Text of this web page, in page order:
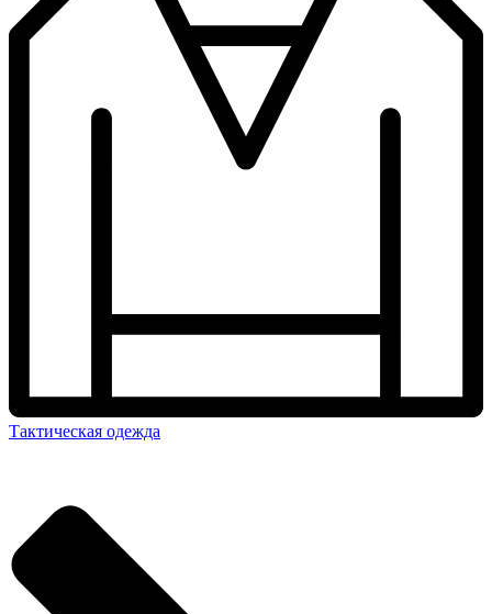
Тактическая одежда